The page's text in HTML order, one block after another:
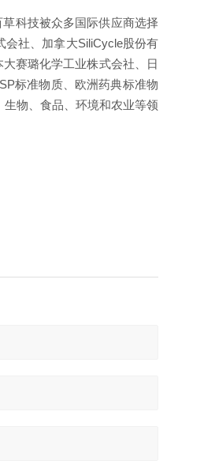
科技被众多国际供应商选择
会社、加拿大SiliCycle股份有
赛璐化学工业株式会社、日
标准物质、欧洲药典标准物
物、食品、环境和农业等领